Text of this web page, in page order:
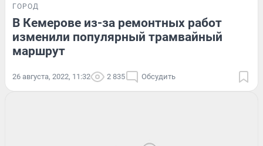
ГОРОД
В Кемерове из-за ремонтных работ
изменили популярный трамвайный
маршрут
26 августа, 2022, 11:32 2 835 Обсудить